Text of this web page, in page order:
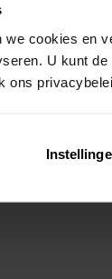
cookies en
U kunt
ons